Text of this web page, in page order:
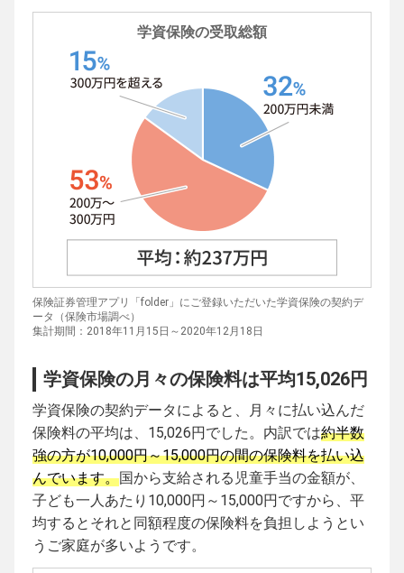
学資保険の受取総額
保険証券管理アプリ「folder」にご登録いただいた学資保険の契約デ
ータ（保険市場調べ）
集計期間：2018年11月15日～2020年12月18日
学資保険の月々の保険料は平均15,026円
学資保険の契約データによると、月々に払い込んだ
保険料の平均は、15,026円でした。内訳では約半数
強の方が10,000円～15,000円の間の保険料を払い込
んでいます。国から支給される児童手当の金額が、
子ども一人あたり10,000円～15,000円ですから、平
均するとそれと同額程度の保険料を負担しようとい
うご家庭が多いようです。